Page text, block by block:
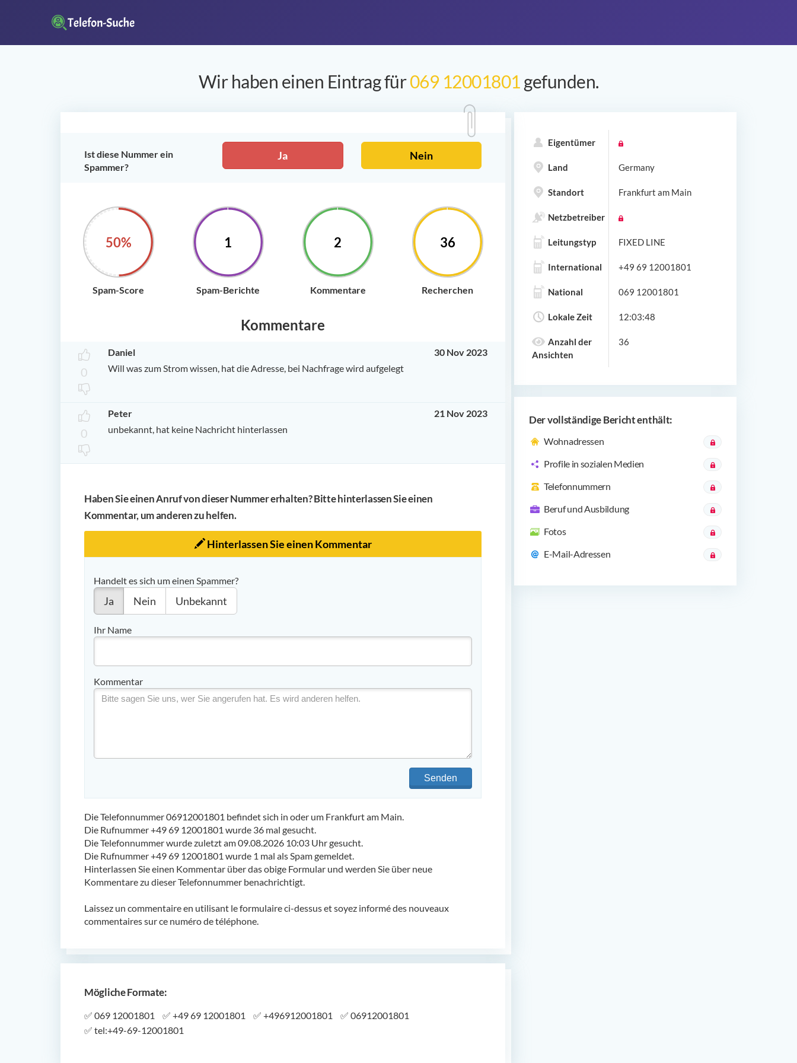
Wir haben einen Eintrag für069 12001801 gefunden.
Ist diese Nummer ein
Spammer?
Ja Nein
50%
Spam-Score
1
Spam-Berichte
2
Kommentare
36
Recherchen
Kommentare
0
Daniel
30 Nov 2023
Will was zum Strom wissen, hat die Adresse, bei Nachfrage wird aufgelegt
0
Peter
21 Nov 2023
unbekannt, hat keine Nachricht hinterlassen
Haben Sie einen Anruf von dieser Nummer erhalten? Bitte hinterlassen Sie einen
Kommentar, um anderen zu helfen.
Hinterlassen Sie einen Kommentar
Handelt es sich um einen Spammer?
Ja Nein Unbekannt
Ihr Name
Kommentar
Senden
Die Telefonnummer 06912001801 befindet sich in oder um Frankfurt am Main.
Die Rufnummer +49 69 12001801 wurde 36 mal gesucht.
Die Telefonnummer wurde zuletzt am 09.08.2026 10:03 Uhr gesucht.
Die Rufnummer +49 69 12001801 wurde 1 mal als Spam gemeldet.
Hinterlassen Sie einen Kommentar über das obige Formular und werden Sie über neue
Kommentare zu dieser Telefonnummer benachrichtigt.
Laissez un commentaire en utilisant le formulaire ci-dessus et soyez informé des nouveaux
commentaires sur ce numéro de téléphone.
Mögliche Formate:
✅ 069 12001801 ✅ +49 69 12001801 ✅ +496912001801 ✅ 06912001801
✅ tel:+49-69-12001801
Eigentümer
Land Germany
Standort Frankfurt am Main
Netzbetreiber
Leitungstyp FIXED LINE
International +49 69 12001801
National 069 12001801
Lokale Zeit 12:03:48
Anzahl der
Ansichten
36
Der vollständige Bericht enthält:
Wohnadressen
Profile in sozialen Medien
Telefonnummern
Beruf und Ausbildung
Fotos
E-Mail-Adressen